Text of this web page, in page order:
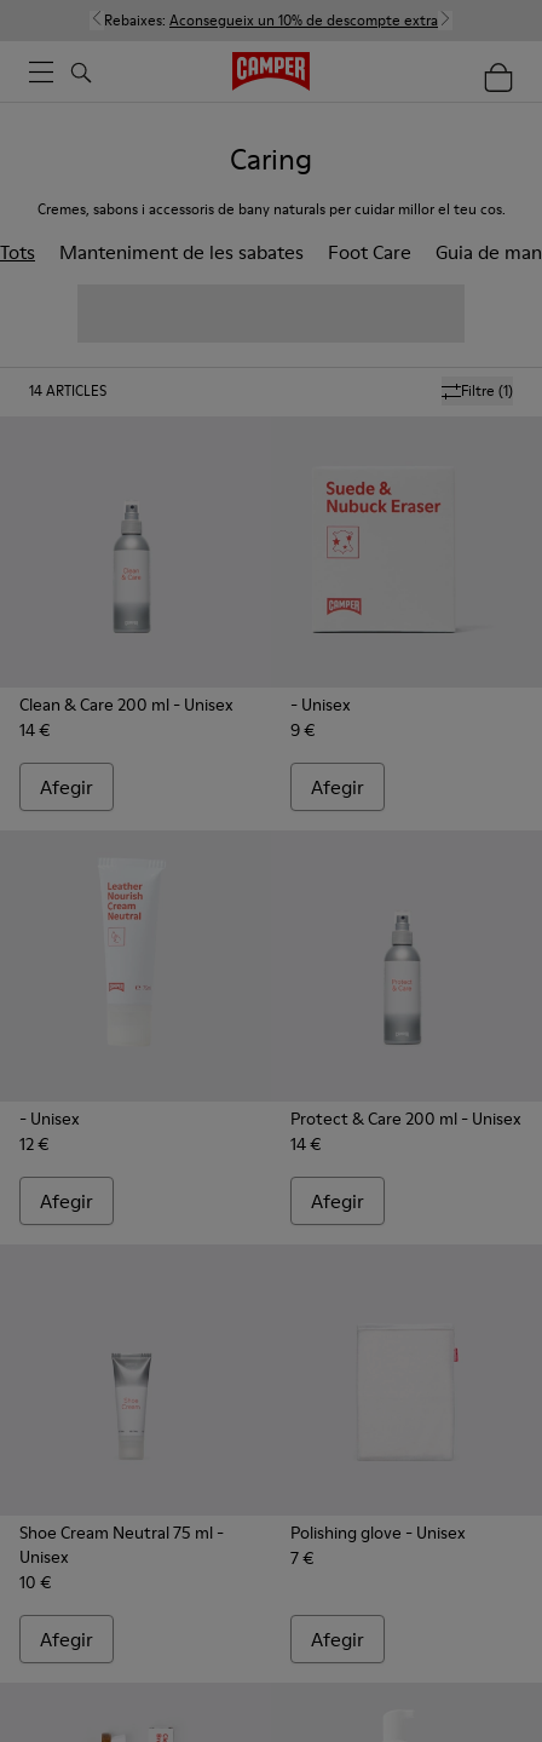
Rebaixes: Aconsegueix un 10% de descompte extra
Caring
Cremes, sabons i accessoris de bany naturals per cuidar millor el teu cos.
Tots Manteniment de les sabates Foot Care Guia de
Filtre (1)
14ARTICLES
Clean & Care 200 ml - Unisex
14 €
Afegir
- Unisex
9 €
Afegir
- Unisex
12 €
Afegir
Protect & Care 200 ml - Unisex
14 €
Afegir
Shoe Cream Neutral 75 ml -
Unisex
10 €
Afegir
Polishing glove - Unisex
7 €
Afegir